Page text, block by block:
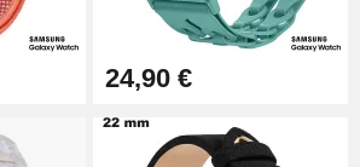
Pump Box Armbanduhr -
Durchmesser 1,50 mm - 8 bis 25
24,90 €